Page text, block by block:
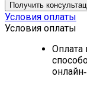
Получить
Условия оплаты
Условия оплаты
Оплата